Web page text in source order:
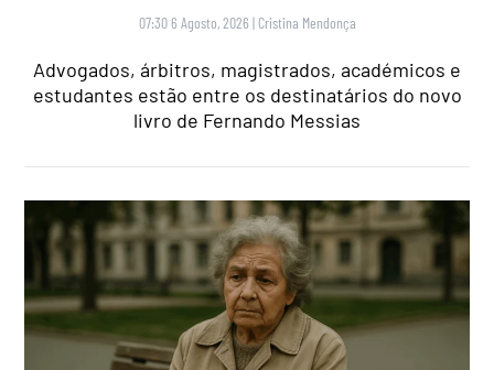
07:30 6 Agosto, 2026 | Cristina Mendonça
Advogados, árbitros, magistrados, académicos e
estudantes estão entre os destinatários do novo
livro de Fernando Messias